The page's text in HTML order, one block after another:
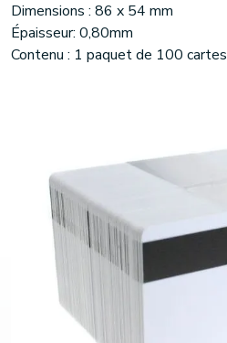
Dimensions : 86 x 54 mm
Épaisseur: 0,80mm
Contenu : 1 paquet de 100 cartes